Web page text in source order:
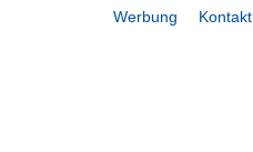
Werbung Kontakt